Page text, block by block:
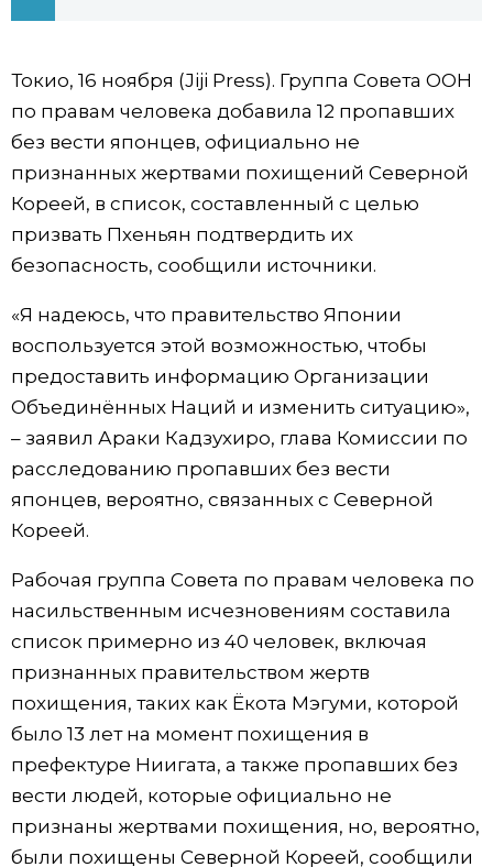
Блог
Экономика
Общество
Культура
Жизнь
Технологии
Токио
От редакции
Японский язык
Семья
Еда и напитки
official SNS
Токио, 16 ноября (Jiji Press). Группа Совета ООН
по правам человека добавила 12 пропавших
без вести японцев, официально не
признанных жертвами похищений Северной
Кореей, в список, составленный с целью
призвать Пхеньян подтвердить их
безопасность, сообщили источники.
«Я надеюсь, что правительство Японии
воспользуется этой возможностью, чтобы
предоставить информацию Организации
Объединённых Наций и изменить ситуацию»,
– заявил Араки Кадзухиро, глава Комиссии по
расследованию пропавших без вести
японцев, вероятно, связанных с Северной
Кореей.
Рабочая группа Совета по правам человека по
насильственным исчезновениям составила
список примерно из 40 человек, включая
признанных правительством жертв
похищения, таких как Ёкота Мэгуми, которой
было 13 лет на момент похищения в
префектуре Ниигата, а также пропавших без
вести людей, которые официально не
признаны жертвами похищения, но, вероятно,
были похищены Северной Кореей, сообщили